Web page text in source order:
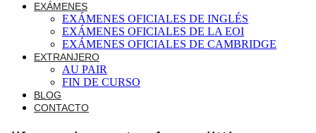
EXÁMENES
EXÁMENES OFICIALES DE INGLÉS
EXÁMENES OFICIALES DE LA EOI
EXÁMENES OFICIALES DE CAMBRIDGE
EXTRANJERO
AU PAIR
FIN DE CURSO
BLOG
CONTACTO